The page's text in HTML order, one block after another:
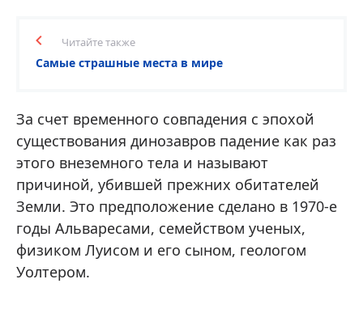
Читайте также
Самые страшные места в мире
За счет временного совпадения с эпохой
существования динозавров падение как раз
этого внеземного тела и называют
причиной, убившей прежних обитателей
Земли. Это предположение сделано в 1970-е
годы Альваресами, семейством ученых,
физиком Луисом и его сыном, геологом
Уолтером.